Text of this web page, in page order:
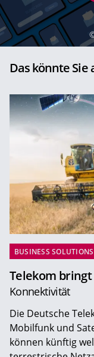
Das könnte
BUSINESS SOLUTIONS
Telekom
Konnektivität
Die Deutsche
Mobilfunk und
können künftig